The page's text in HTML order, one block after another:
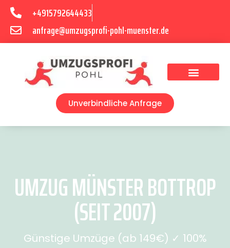
+4915792644433
anfrage@umzugsprofi-pohl-muenster.de
Unverbindliche Anfrage
UMZUG MÜNSTER BOTTROP
(SEIT 2007)
Günstige Umzüge (ab 149€) ✓ 100%